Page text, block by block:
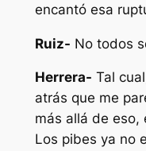
encantó esa
Ruiz- No todos
Herrera- Tal
atrás que me
más allá de eso,
Los pibes ya no